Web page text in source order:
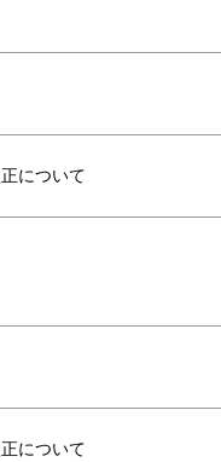
について
について